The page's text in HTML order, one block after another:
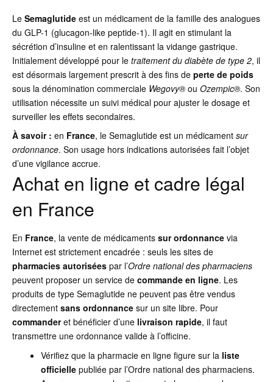
Le Semaglutide est un médicament de la famille des analogues
du GLP-1 (glucagon-like peptide-1). Il agit en stimulant la
sécrétion d’insuline et en ralentissant la vidange gastrique.
Initialement développé pour le traitement du diabète de type 2, il
est désormais largement prescrit à des fins de perte de poids
sous la dénomination commerciale Wegovy® ou Ozempic®. Son
utilisation nécessite un suivi médical pour ajuster le dosage et
surveiller les effets secondaires.
À savoir : en France, le Semaglutide est un médicament sur
ordonnance. Son usage hors indications autorisées fait l’objet
d’une vigilance accrue.
Achat en ligne et cadre légal
en France
En France, la vente de médicaments sur ordonnance via
Internet est strictement encadrée : seuls les sites de
pharmacies autorisées par l’Ordre national des pharmaciens
peuvent proposer un service de commande en ligne. Les
produits de type Semaglutide ne peuvent pas être vendus
directement sans ordonnance sur un site libre. Pour
commanderet bénéficier d’une livraison rapide, il faut
transmettre une ordonnance valide à l’officine.
Vérifiez que la pharmacie en ligne figure sur la liste
officiellepubliée par l’Ordre national des pharmaciens.